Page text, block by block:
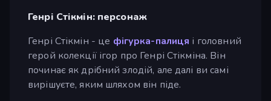
Генрі Стікмін: персонаж
Генрі Стікмін - це фігурка-палиця і головний
герой колекції ігор про Генрі Стікміна. Він
починає як дрібний злодій, але далі ви самі
вирішуєте, яким шляхом він піде.